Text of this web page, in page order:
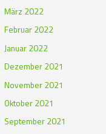
März 2022
Februar 2022
Januar 2022
Dezember 2021
November 2021
Oktober 2021
September 2021